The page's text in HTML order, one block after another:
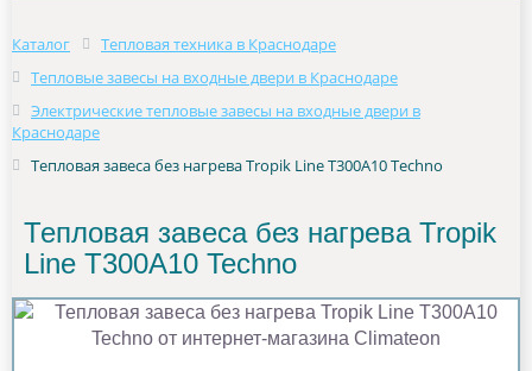
Каталог
Тепловая техника в Краснодаре
Тепловые завесы на входные двери в Краснодаре
Электрические тепловые завесы на входные двери в
Краснодаре
Тепловая завеса без нагрева Tropik Line Т300A10 Techno
Тепловая завеса без нагрева Tropik
Line Т300A10 Techno